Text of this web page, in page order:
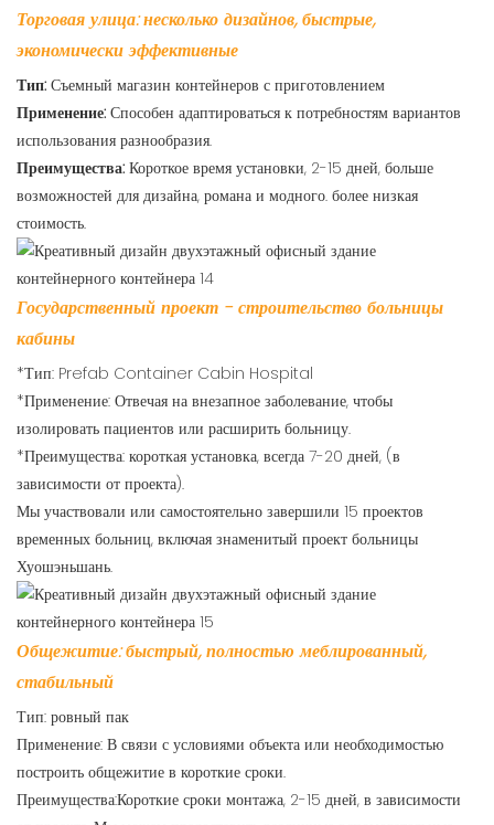
Торговая улица: несколько дизайнов, быстрые,
экономически эффективные
Тип: Съемный магазин контейнеров с приготовлением
Применение: Способен адаптироваться к потребностям вариантов
использования разнообразия.
Преимущества: Короткое время установки, 2-15 дней, больше
возможностей для дизайна, романа и модного. более низкая
стоимость.
Государственный проект - строительство больницы
кабины
*Тип: Prefab Container Cabin Hospital
*Применение: Отвечая на внезапное заболевание, чтобы
изолировать пациентов или расширить больницу.
*Преимущества: короткая установка, всегда 7-20 дней, (в
зависимости от проекта).
Мы участвовали или самостоятельно завершили 15 проектов
временных больниц, включая знаменитый проект больницы
Хуошэньшань.
Общежитие: быстрый, полностью меблированный,
стабильный
Тип: ровный пак
Применение: В связи с условиями объекта или необходимостью
построить общежитие в короткие сроки.
Преимущества:Короткие сроки монтажа, 2-15 дней, в зависимости